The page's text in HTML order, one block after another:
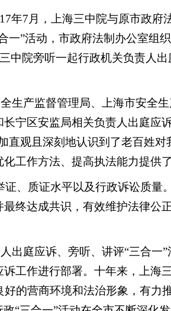
年7月，上海三中院与原市政府
”活动，市政府法制办公室组
中院旁听一起行政机关负责人
生产监督管理局、上海市安全
宁区安监局相关负责人出庭应
直观且深刻地认识到了老百姓
工作方法、提高执法能力提供
、质证水平以及行政诉讼质量
终达成共识，有效维护法律公
出庭应诉、旁听、讲评“三合一
工作进行部署。十年来，上海
的营商环境和法治形象，有力